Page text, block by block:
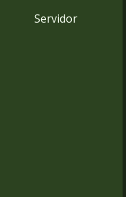
Servidor